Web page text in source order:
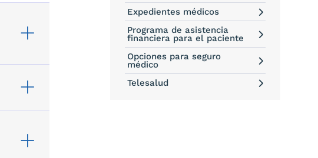
Expedientes médicos
Programa de asistencia
financiera para el paciente
Opciones para seguro
médico
Telesalud